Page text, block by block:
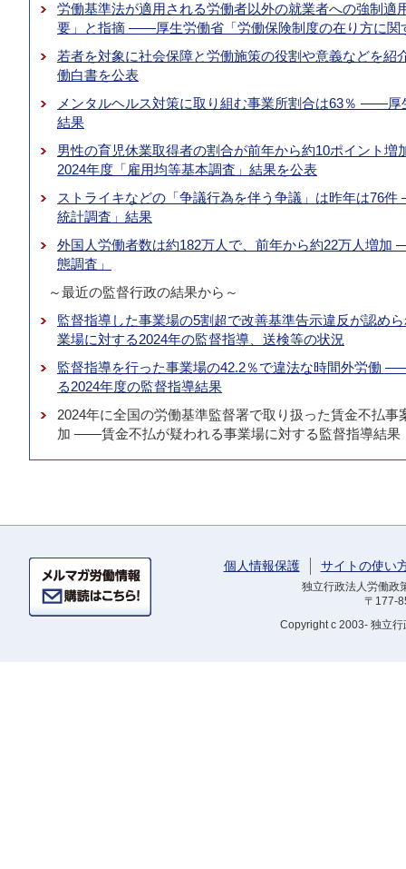
労働基準法が適用される労働者以外の就業者への強制適
要」と指摘 ――厚生労働省「労働保険制度の在り方に関
若者を対象に社会保障と労働施策の役割や意義などを
働白書を公表
メンタルヘルス対策に取り組む事業所割合は63％ ――厚
結果
男性の育児休業取得者の割合が前年から約10ポイント
2024年度「雇用均等基本調査」結果を公表
ストライキなどの「争議行為を伴う争議」は昨年は76
統計調査」結果
外国人労働者数は約182万人で、前年から約22万人増
態調査」
～最近の監督行政の結果から～
監督指導した事業場の5割超で改善基準告示違反が認
業場に対する2024年の監督指導、送検等の状況
監督指導を行った事業場の42.2％で違法な時間外労働
る2024年度の監督指導結果
2024年に全国の労働基準監督署で取り扱った賃金不払事
加 ――賃金不払が疑われる事業場に対する監督指導結果
個人情報保護 サイトの使い
独立行政法人労働
〒177-
Copyrightc 2003- 独立行